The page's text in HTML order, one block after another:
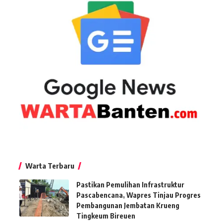
Warta Terbaru
Pastikan Pemulihan Infrastruktur
Pascabencana, Wapres Tinjau Progres
Pembangunan Jembatan Krueng
Tingkeum Bireuen